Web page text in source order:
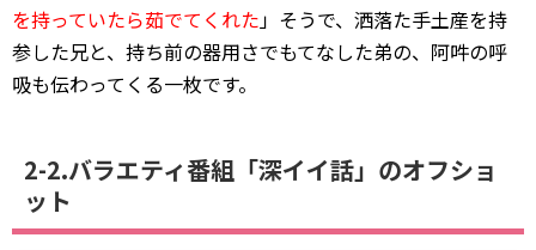
を持っていたら茹でてくれた」そうで、洒落た手土産を持
参した兄と、持ち前の器用さでもてなした弟の、阿吽の呼
吸も伝わってくる一枚です。
2-2.バラエティ番組「深イイ話」のオフショ
ット